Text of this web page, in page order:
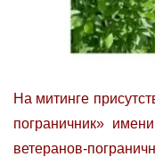
На митинге
пограничник»
ветеранов-